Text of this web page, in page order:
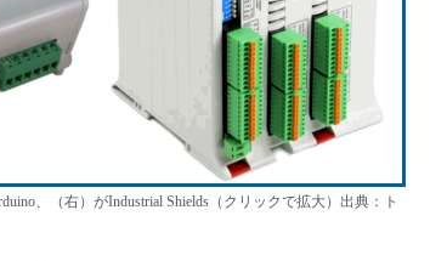
、（右）がIndustrial Shields（クリックで拡大）出典：ト